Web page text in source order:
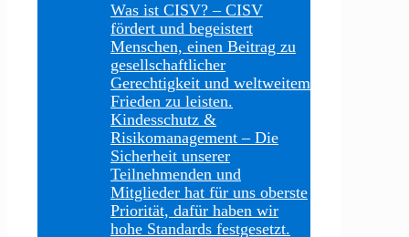
Was ist CISV? – CISV
fördert und begeistert
Menschen, einen Beitrag zu
gesellschaftlicher
Gerechtigkeit und weltweitem
Frieden zu leisten.
Kindesschutz &
Risikomanagement – Die
Sicherheit unserer
Teilnehmenden und
Mitglieder hat für uns oberste
Priorität, dafür haben wir
hohe Standards festgesetzt.